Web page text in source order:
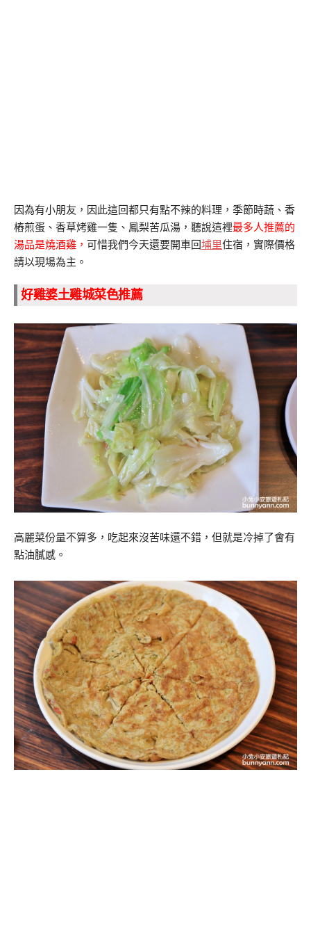
因為有小朋友，因此這回都只有點不辣的料理，季節時蔬、香
樁煎蛋、香草烤雞一隻、鳳梨苦瓜湯，聽說這裡最多人推薦的
湯品是燒酒雞， 可惜我們今天還要開車回 埔里住宿，實際價格
請以現場為主。
好雞婆土雞城菜色推薦
高麗菜份量不算多，吃起來沒苦味還不錯，但就是冷掉了會有
點油膩感。